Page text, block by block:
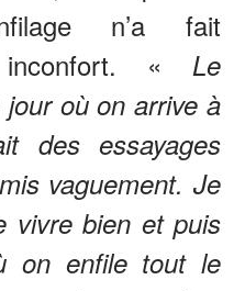
n’a fait
inconfort. « Le
où on arrive à
des essayages
vaguement. Je
vivre bien et puis
on enfile tout le